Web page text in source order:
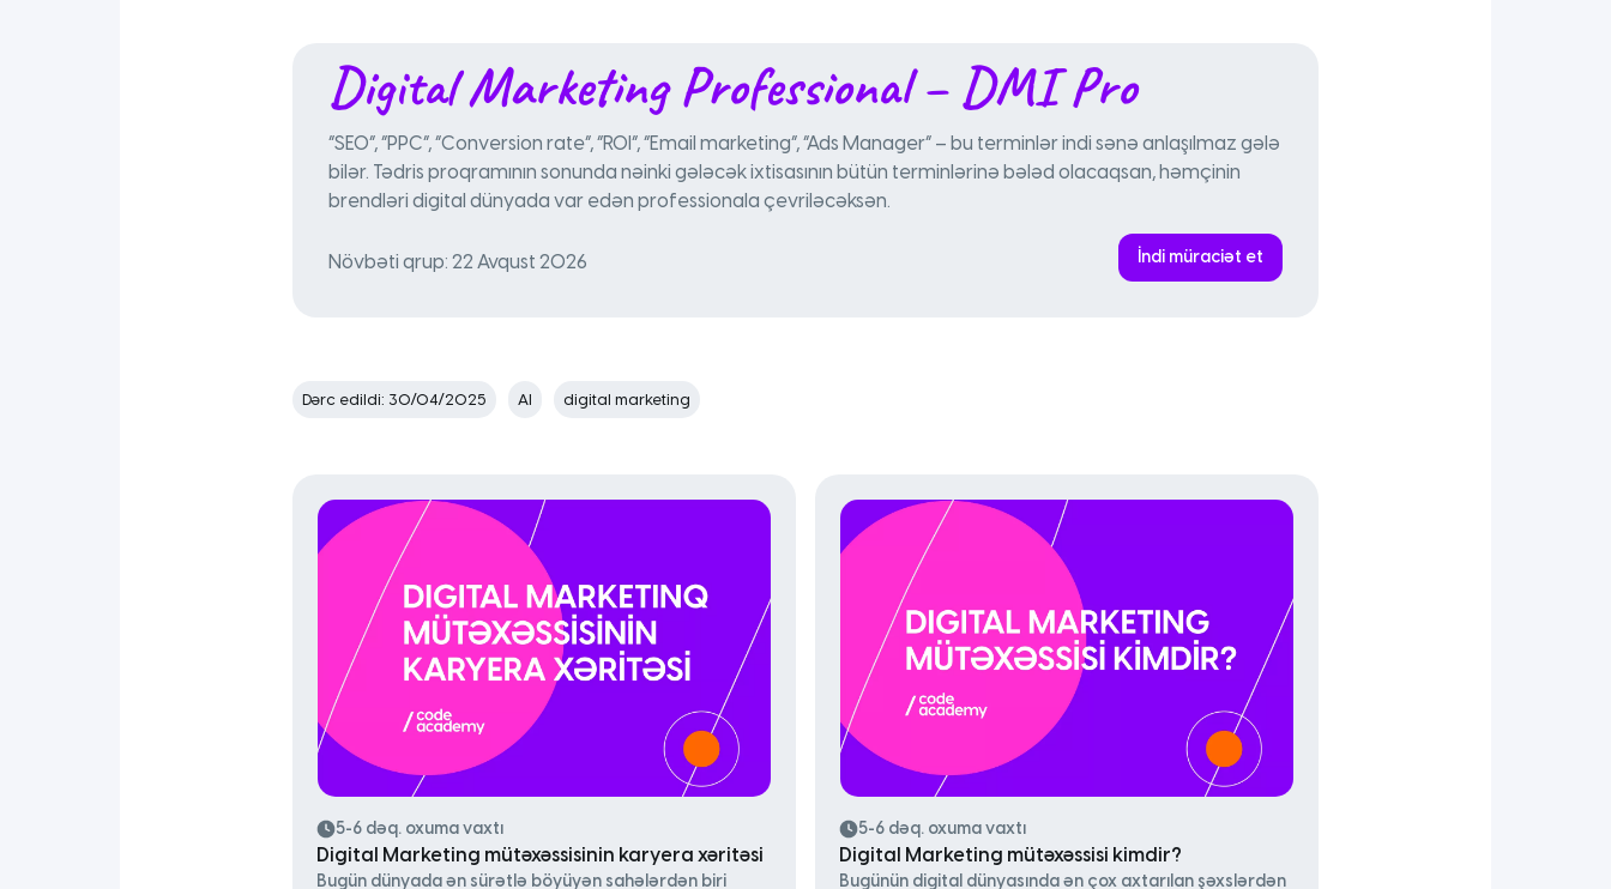
Digital Marketing Professional – DMI Pro
“SEO”, “PPC”, “Conversion rate”, “ROI”, “Email marketing”, “Ads Manager” – bu terminlər indi sənə anlaşılmaz gələ
bilər. Tədris proqramının sonunda nəinki gələcək ixtisasının bütün terminlərinə bələd olacaqsan, həmçinin
brendləri digital dünyada var edən professionala çevriləcəksən.
Növbəti qrup: 22 Avqust 2026 İndi müraciət et
Dərc edildi: 30/04/2025 AI digital marketing
5-6 dəq. oxuma vaxtı
Digital Marketing mütəxəssisinin karyera xəritəsi
Bugün dünyada ən sürətlə böyüyən sahələrdən biri
5-6 dəq. oxuma vaxtı
Digital Marketing mütəxəssisi kimdir?
Bugünün digital dünyasında ən çox axtarılan şəxslərdən